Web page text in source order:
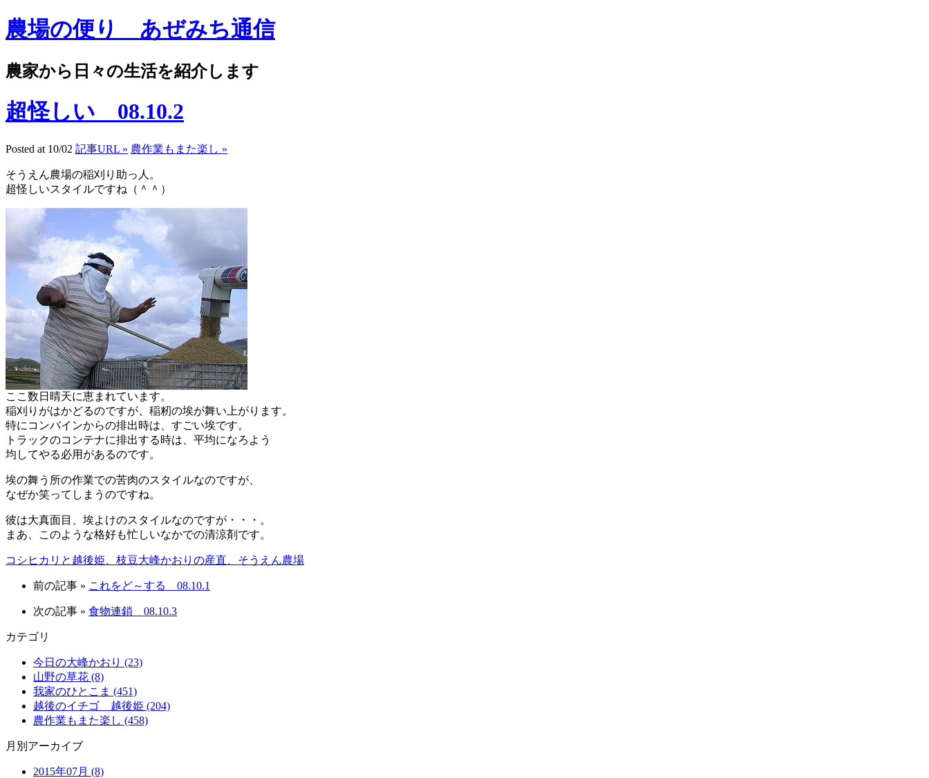
農場の便り あぜみち通信
農家から日々の生活を紹介します
超怪しい 08.10.2
Posted at 10/02 記事URL » 農作業もまた楽し »
そうえん農場の稲刈り助っ人。
超怪しいスタイルですね（＾＾）
ここ数日晴天に恵まれています。
稲刈りがはかどるのですが、稲籾の埃が舞い上がります。
特にコンバインからの排出時は、すごい埃です。
トラックのコンテナに排出する時は、平均になろよう
均してやる必用があるのです。
埃の舞う所の作業での苦肉のスタイルなのですが、
なぜか笑ってしまうのですね。
彼は大真面目、埃よけのスタイルなのですが・・・。
まあ、このような格好も忙しいなかでの清涼剤です。
コシヒカリと越後姫、枝豆大峰かおりの産直、そうえん農場
前の記事 » これをど～する 08.10.1
次の記事 » 食物連鎖 08.10.3
カテゴリ
今日の大峰かおり (23)
山野の草花 (8)
我家のひとこま (451)
越後のイチゴ 越後姫 (204)
農作業もまた楽し (458)
月別アーカイブ
2015年07月 (8)